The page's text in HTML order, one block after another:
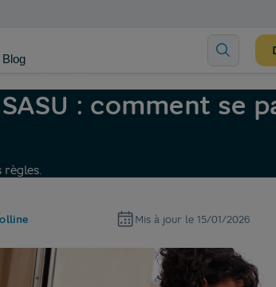
Blog
: comment se
règles.
Mis à jour le 15/01/2026